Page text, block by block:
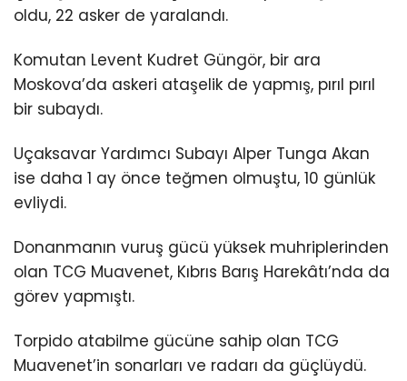
oldu, 22 asker de yaralandı.
Komutan Levent Kudret Güngör, bir ara
Moskova’da askeri ataşelik de yapmış, pırıl pırıl
bir subaydı.
Uçaksavar Yardımcı Subayı Alper Tunga Akan
ise daha 1 ay önce teğmen olmuştu, 10 günlük
evliydi.
Donanmanın vuruş gücü yüksek muhriplerinden
olan TCG Muavenet, Kıbrıs Barış Harekâtı’nda da
görev yapmıştı.
Torpido atabilme gücüne sahip olan TCG
Muavenet’in sonarları ve radarı da güçlüydü.